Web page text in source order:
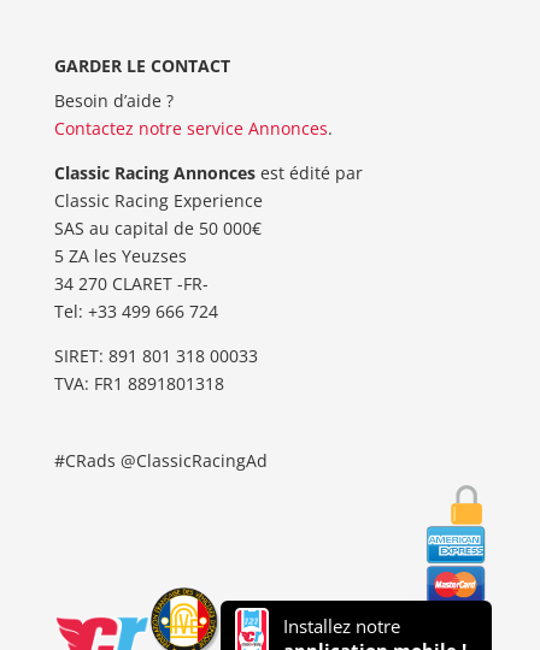
GARDER LE CONTACT
Besoin d’aide ?
Contactez notre service Annonces.
Classic Racing Annoncesest édité par
Classic Racing Experience
SAS au capital de 50 000€
5 ZA les Yeuzses
34 270 CLARET -FR-
Tel: ‭+33 499 666 724‬
SIRET: 891 801 318 00033
TVA: FR1 8891801318
#CRads @ClassicRacingAd
Installez notre